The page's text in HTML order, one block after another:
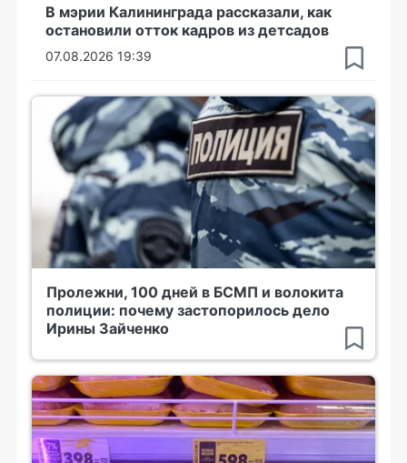
В мэрии Калининграда рассказали, как
остановили отток кадров из детсадов
07.08.2026 19:39
Пролежни, 100 дней в БСМП и волокита
полиции: почему застопорилось дело
Ирины Зайченко